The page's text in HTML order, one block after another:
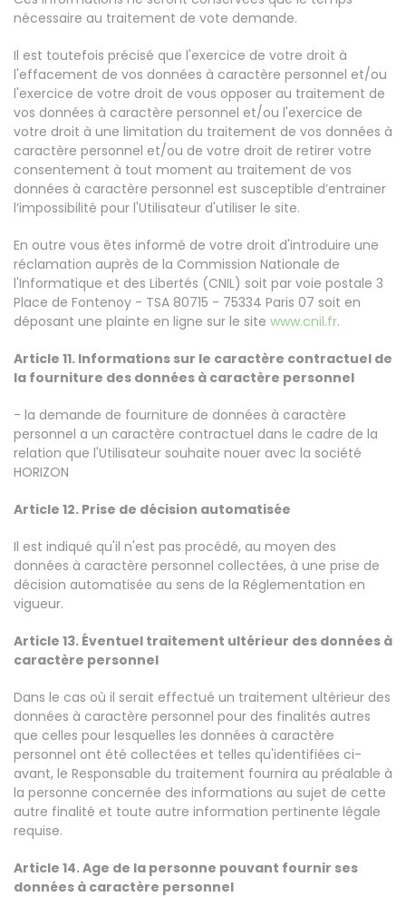
nécessaire au traitement de vote demande.
Il est toutefois précisé que l'exercice de votre droit à
l'effacement de vos données à caractère personnel et/ou
l'exercice de votre droit de vous opposer au traitement de
vos données à caractère personnel et/ou l'exercice de
votre droit à une limitation du traitement de vos données à
caractère personnel et/ou de votre droit de retirer votre
consentement à tout moment au traitement de vos
données à caractère personnel est susceptible d’entrainer
l’impossibilité pour l'Utilisateur d'utiliser le site.
En outre vous êtes informé de votre droit d'introduire une
réclamation auprès de la Commission Nationale de
l'Informatique et des Libertés (CNIL) soit par voie postale 3
Place de Fontenoy - TSA 80715 - 75334 Paris 07 soit en
déposant une plainte en ligne sur le site www.cnil.fr.
Article 11. Informations sur le caractère contractuel de
la fourniture des données à caractère personnel
- la demande de fourniture de données à caractère
personnel a un caractère contractuel dans le cadre de la
relation que l'Utilisateur souhaite nouer avec la société
HORIZON
Article 12. Prise de décision automatisée
Il est indiqué qu'il n'est pas procédé, au moyen des
données à caractère personnel collectées, à une prise de
décision automatisée au sens de la Réglementation en
vigueur.
Article 13. Éventuel traitement ultérieur des données à
caractère personnel
Dans le cas où il serait effectué un traitement ultérieur des
données à caractère personnel pour des finalités autres
que celles pour lesquelles les données à caractère
personnel ont été collectées et telles qu'identifiées ci-
avant, le Responsable du traitement fournira au préalable à
la personne concernée des informations au sujet de cette
autre finalité et toute autre information pertinente légale
requise.
Article 14. Age de la personne pouvant fournir ses
données à caractère personnel